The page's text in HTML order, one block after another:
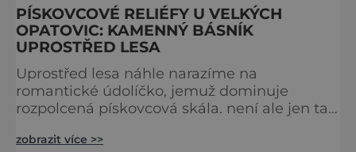
PÍSKOVCOVÉ RELIÉFY U VELKÝCH
OPATOVIC: KAMENNÝ BÁSNÍK
UPROSTŘED LESA
Uprostřed lesa náhle narazíme na
romantické údolíčko, jemuž dominuje
rozpolcená pískovcová skála. není ale jen tak
slavných mužů, vytvořené jejich oddaným
zobrazit více >>